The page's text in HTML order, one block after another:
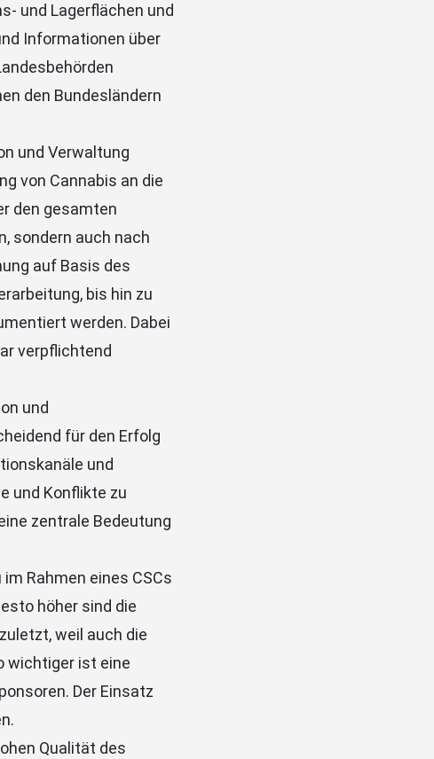
und Lagerflächen und
Informationen über
den Bundesländern
und Verwaltung
von Cannabis an die
den gesamten
sondern auch nach
auf Basis des
bis hin zu
werden. Dabei
verpflichtend
und
für den Erfolg
und
und Konflikte zu
zentrale Bedeutung
Rahmen eines CSCs
höher sind die
weil auch die
wichtiger ist eine
Der Einsatz
Qualität des